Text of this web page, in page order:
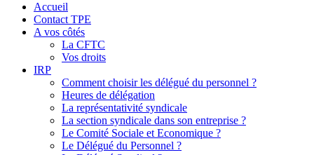
Accueil
Contact TPE
A vos côtés
La CFTC
Vos droits
IRP
Comment choisir les délégué du personnel ?
Heures de délégation
La représentativité syndicale
La section syndicale dans son entreprise ?
Le Comité Sociale et Economique ?
Le Délégué du Personnel ?